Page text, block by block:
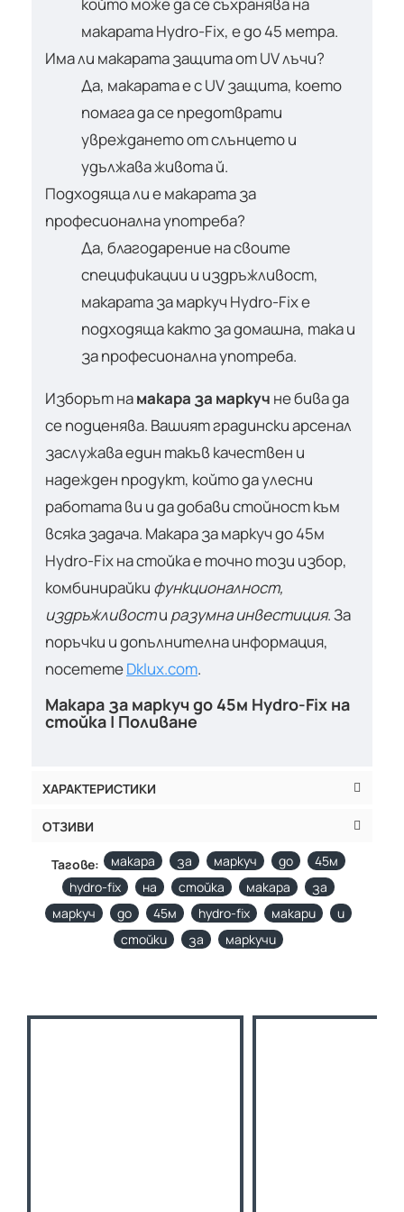
макарата Hydro-Fix, е до 45 метра.
Има ли макарата защита от UV лъчи?
Да, макарата е с UV защита, което
помага да се предотврати
увреждането от слънцето и
удължава живота й.
Подходяща ли е макарата за
професионална употреба?
Да, благодарение на своите
спецификации и издръжливост,
макарата за маркуч Hydro-Fix е
подходяща както за домашна, така и
за професионална употреба.
Изборът намакара за маркуч не бива да
се подценява. Вашият градински арсенал
заслужава един такъв качествен и
надежден продукт, който да улесни
работата ви и да добави стойност към
всяка задача. Макара за маркуч до 45м
Hydro-Fix на стойка е точно този избор,
комбинирайки функционалност,
издръжливости разумна инвестиция. За
поръчки и допълнителна информация,
посететеDklux.com.
Макара за маркуч до 45м Hydro-Fix на
стойка | Поливане
ХАРАКТЕРИСТИКИ
ОТЗИВИ
Тагове: макара за маркуч до
45м
hydro-fix
на стойка макара
за
маркуч
до 45м hydro-fix макари
и
стойки
за маркучи